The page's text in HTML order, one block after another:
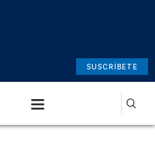
SUSCRÍBETE